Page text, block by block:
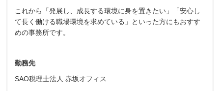
これから「発展し、成長する環境に身を置きたい」「安心し
て長く働ける職場環境を求めている」といった方にもおすす
めの事務所です。
勤務先
SAO税理士法人 赤坂オフィス